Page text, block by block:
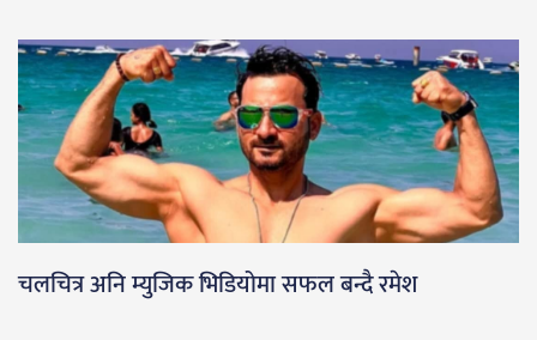
चलचित्र अनि म्युजिक भिडियोमा सफल बन्दै रमेश